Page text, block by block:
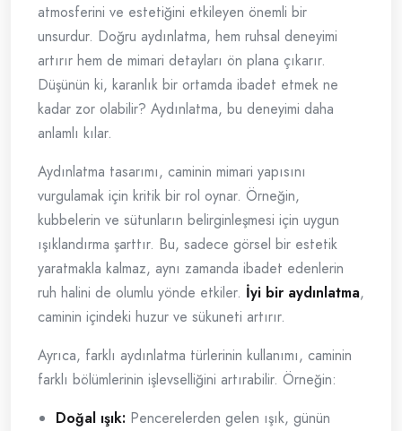
atmosferini ve estetiğini etkileyen önemli bir
unsurdur. Doğru aydınlatma, hem ruhsal deneyimi
artırır hem de mimari detayları ön plana çıkarır.
Düşünün ki, karanlık bir ortamda ibadet etmek ne
kadar zor olabilir? Aydınlatma, bu deneyimi daha
anlamlı kılar.
Aydınlatma tasarımı, caminin mimari yapısını
vurgulamak için kritik bir rol oynar. Örneğin,
kubbelerin ve sütunların belirginleşmesi için uygun
ışıklandırma şarttır. Bu, sadece görsel bir estetik
yaratmakla kalmaz, aynı zamanda ibadet edenlerin
ruh halini de olumlu yönde etkiler. İyi bir aydınlatma,
caminin içindeki huzur ve sükuneti artırır.
Ayrıca, farklı aydınlatma türlerinin kullanımı, caminin
farklı bölümlerinin işlevselliğini artırabilir. Örneğin:
Doğal ışık: Pencerelerden gelen ışık, günün